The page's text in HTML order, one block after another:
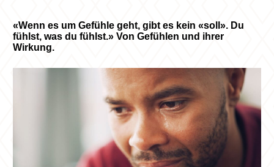
Das Enneagramm
Andreas Räber
«Wenn es um Gefühle geht, gibt es kein «soll». Du
fühlst, was du fühlst.» Von Gefühlen und ihrer
Wirkung.